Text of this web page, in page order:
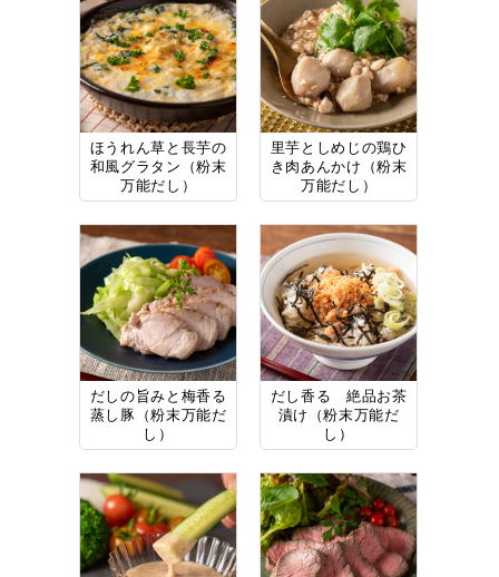
ほうれん草と長芋の
和風グラタン（粉末
万能だし）
里芋としめじの鶏ひ
き肉あんかけ（粉末
万能だし）
だしの旨みと梅香る
蒸し豚（粉末万能だ
し）
だし香る 絶品お茶
漬け（粉末万能だ
し）